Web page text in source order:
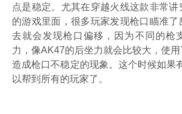
点是稳定。尤其在穿越火线这款非常
的游戏里面，很多玩家发现枪口瞄准了
去就会发现枪口偏移，因为不同的枪
力，像AK47的后坐力就会比较大，使
造成枪口不稳定的现象。这个时候如果
以帮到所有的玩家了。